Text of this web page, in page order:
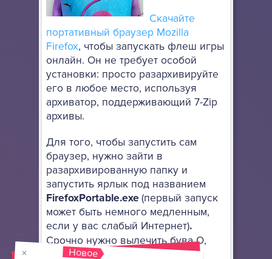
Скачайте
портативный браузер Mozilla
Firefox, чтобы запускать флеш игры
онлайн. Он не требует особой
установки: просто разархивируйте
его в любое место, используя
архиватор, поддерживающий 7-Zip
архивы.
Для того, чтобы запустить сам
браузер, нужно зайти в
разархивированную папку и
запустить ярлык под названием
FirefoxPortable.exe(первый запуск
может быть немного медленным,
если у вас слабый Интернет).
Срочно нужно вылечить бува О,
Новое